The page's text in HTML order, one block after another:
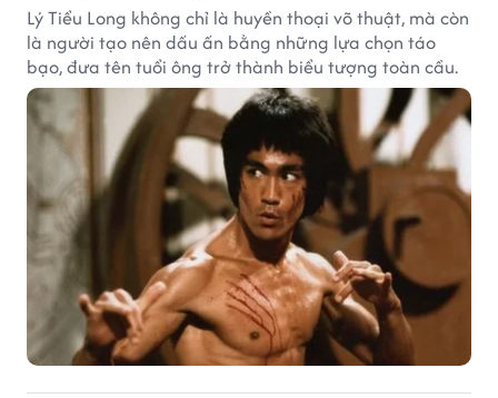
Lý Tiểu Long không chỉ là huyền thoại võ thuật, mà còn
là người tạo nên dấu ấn bằng những lựa chọn táo
bạo, đưa tên tuổi ông trở thành biểu tượng toàn cầu.